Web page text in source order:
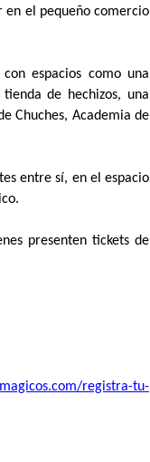
el pequeño comercio
espacios como una
de hechizos, una
Chuches, Academia de
entre sí, en el espacio
presenten tickets de
registra-tu-